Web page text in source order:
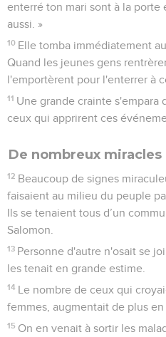
enterré ton mari sont à la porte
aussi. »
10 Elle tomba immédiatement
Quand les jeunes gens
l'emportèrent pour l'enterrer à
11 Une grande crainte s'empara
ceux qui apprirent ces
De nombreux miracles
12 Beaucoup de signes
faisaient au milieu du peuple
Ils se tenaient tous d’un
Salomon.
13 Personne d'autre n'osait se
les tenait en grande estime.
14 Le nombre de ceux qui
femmes, augmentait de plus en
15 On en venait à sortir les